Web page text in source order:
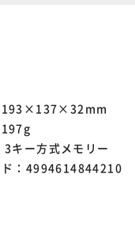
3キー方式メモリー
ド：4994614844210